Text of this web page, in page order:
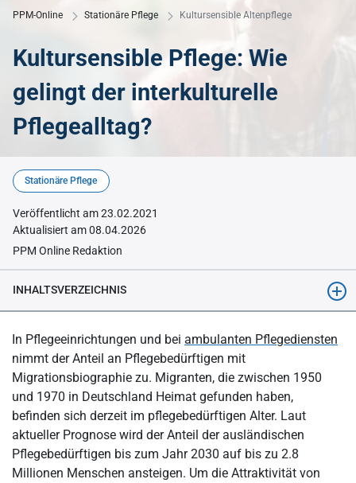
PPM-Online Stationäre Pflege Kultursensible Altenpflege
Kultursensible Pflege: Wie
gelingt der interkulturelle
Pflegealltag?
© KI-generiert mit Midjourney
Stationäre Pflege
Veröffentlicht am 23.02.2021
Aktualisiert am 08.04.2026
PPM Online Redaktion
INHALTSVERZEICHNIS
Welche Ziele verfolgt die Interkulturalität in der Altenhilfe?
Welche Grundsätze gelten bei der Berücksichtigung der
Herkunftskultur?
Warum schöpfen Menschen mit Migrationsbiographie die
Möglichkeiten der Pflege nicht aus?
Was bedeutet kultursensibles Arbeiten in der Pflegeeinrichtung?
In Pflegeeinrichtungen und bei ambulanten Pflegediensten
nimmt der Anteil an Pflegebedürftigen mit
Migrationsbiographie zu. Migranten, die zwischen 1950
und 1970 in Deutschland Heimat gefunden haben,
befinden sich derzeit im pflegebedürftigen Alter. Laut
aktueller Prognose wird der Anteil der ausländischen
Pflegebedürftigen bis zum Jahr 2030 auf bis zu 2.8
Millionen Menschen ansteigen. Um die Attraktivität von